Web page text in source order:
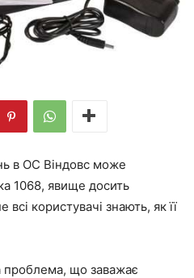
в ОС Віндовс може
1068, явище досить
користувачі знають, як її
проблема, що заважає